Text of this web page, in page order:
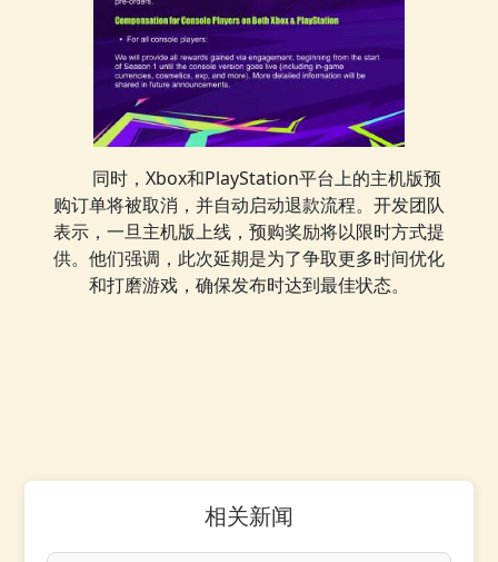
同时，Xbox和PlayStation平台上的主机版预
购订单将被取消，并自动启动退款流程。开发团队
表示，一旦主机版上线，预购奖励将以限时方式提
供。他们强调，此次延期是为了争取更多时间优化
和打磨游戏，确保发布时达到最佳状态。
相关新闻